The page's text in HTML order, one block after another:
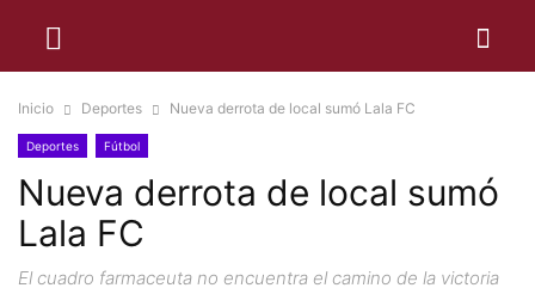
Inicio Deportes Nueva derrota de local sumó Lala FC
Deportes Fútbol
Nueva derrota de local sumó
Lala FC
El cuadro farmaceuta no encuentra el camino de la victoria